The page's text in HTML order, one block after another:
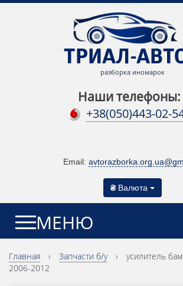
разборка иномарок
Наши телефоны:
+38(050)443-02-
Email:
₴ Валюта
МЕНЮ
Главная › Запчасти б/у ›
усилитель
2006-2012